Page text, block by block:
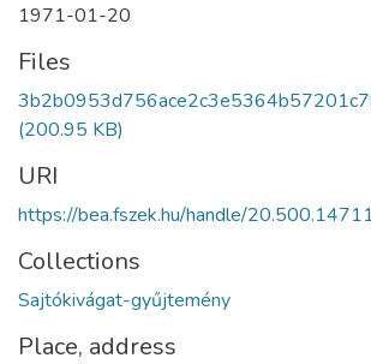
1971-01-20
Files
(200.95 KB)
URI
https://bea.fszek.hu/handle/
Collections
Sajtókivágat-gyűjtemény
Place, address